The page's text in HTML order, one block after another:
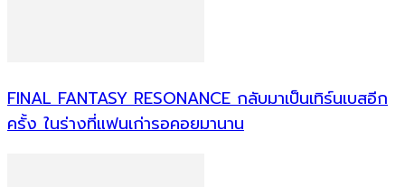
FINAL FANTASY RESONANCE กลับมาเป็นเทิร์นเบสอีก
ครั้ง ในร่างที่แฟนเก่ารอคอยมานาน